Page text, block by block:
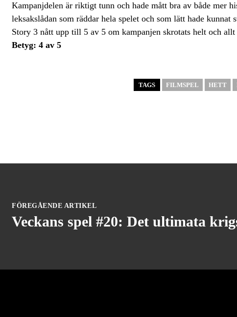
Kampanjdelen är riktigt tunn och hade mått bra av både mer
leksakslådan som räddar hela spelet och som lätt hade kunnat
Story 3 nått upp till 5 av 5 om kampanjen skrotats helt och
Betyg: 4 av 5
TAGS FILMSPEL HETT
FÖREGÅENDE ARTIKEL
Veckans spel #20: Det ultimata